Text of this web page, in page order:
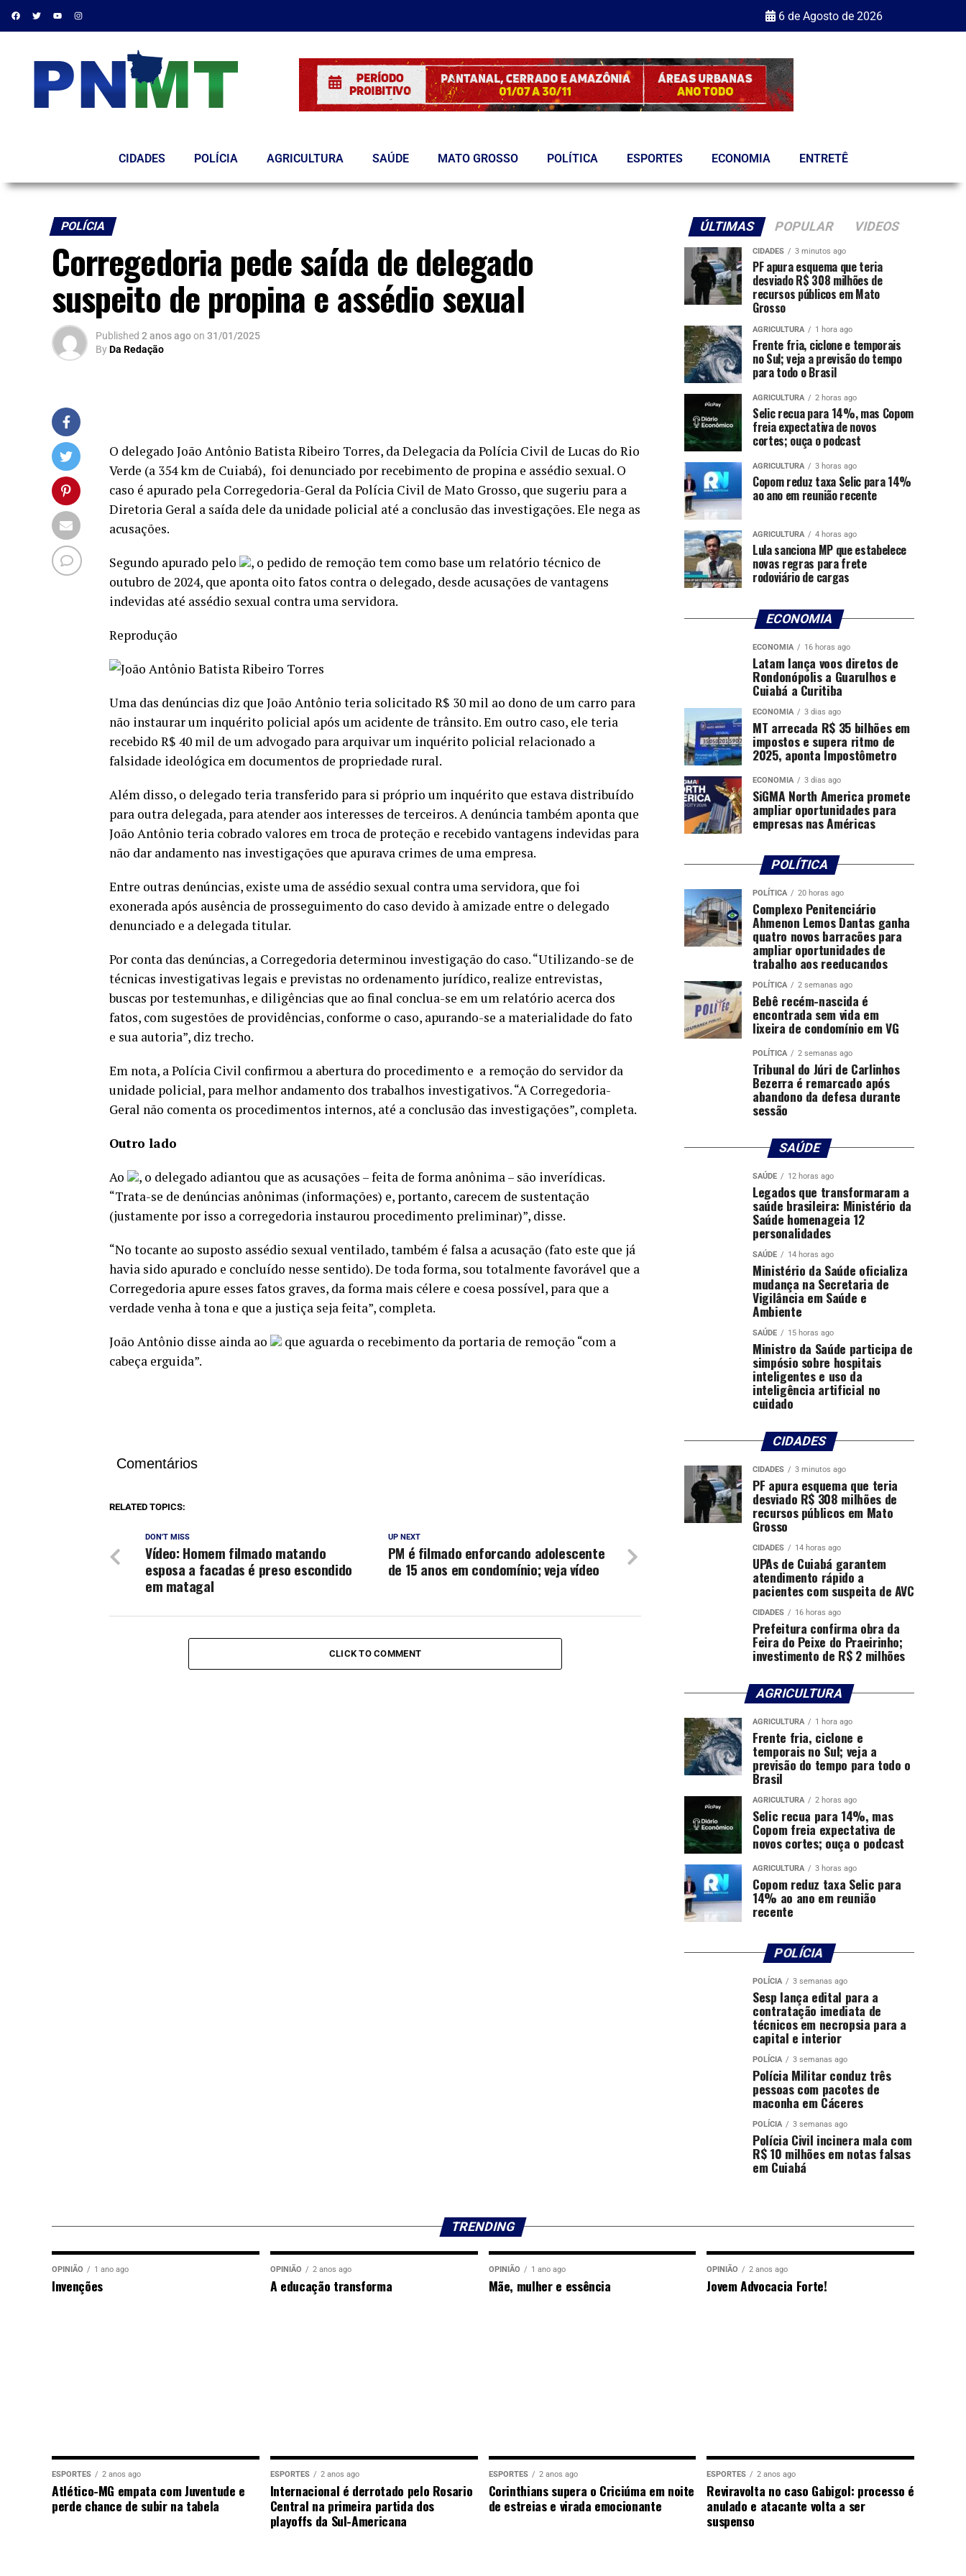
6 de Agosto de 2026
CIDADES POLÍCIA AGRICULTURA SAÚDE MATO GROSSO POLÍTICA ESPORTES ECONOMIA ENTRETÊ
POLÍCIA
Corregedoria pede saída de delegado
suspeito de propina e assédio sexual
Published 2 anos agoon 31/01/2025
ByDa Redação
O delegado João Antônio Batista Ribeiro Torres, da Delegacia da Polícia Civil de Lucas do Rio
Verde (a 354 km de Cuiabá), foi denunciado por recebimento de propina e assédio sexual. O
caso é apurado pela Corregedoria-Geral da Polícia Civil de Mato Grosso, que sugeriu para a
Diretoria Geral a saída dele da unidade policial até a conclusão das investigações. Ele nega as
acusações.
Segundo apurado pelo
, o pedido de remoção tem como base um relatório técnico de
outubro de 2024, que aponta oito fatos contra o delegado, desde acusações de vantagens
indevidas até assédio sexual contra uma servidora.
Reprodução
Uma das denúncias diz que João Antônio teria solicitado R$ 30 mil ao dono de um carro para
não instaurar um inquérito policial após um acidente de trânsito. Em outro caso, ele teria
recebido R$ 40 mil de um advogado para arquivar um inquérito policial relacionado a
falsidade ideológica em documentos de propriedade rural.
Além disso, o delegado teria transferido para si próprio um inquérito que estava distribuído
para outra delegada, para atender aos interesses de terceiros. A denúncia também aponta que
João Antônio teria cobrado valores em troca de proteção e recebido vantagens indevidas para
não dar andamento nas investigações que apurava crimes de uma empresa.
Entre outras denúncias, existe uma de assédio sexual contra uma servidora, que foi
exonerada após ausência de prosseguimento do caso devido à amizade entre o delegado
denunciado e a delegada titular.
Por conta das denúncias, a Corregedoria determinou investigação do caso. “Utilizando-se de
técnicas investigativas legais e previstas no ordenamento jurídico, realize entrevistas,
buscas por testemunhas, e diligências que ao final conclua-se em um relatório acerca dos
fatos, com sugestões de providências, conforme o caso, apurando-se a materialidade do fato
e sua autoria”, diz trecho.
Em nota, a Polícia Civil confirmou a abertura do procedimento e a remoção do servidor da
unidade policial, para melhor andamento dos trabalhos investigativos. “A Corregedoria-
Geral não comenta os procedimentos internos, até a conclusão das investigações”, completa.
Outro lado
Ao
, o delegado adiantou que as acusações – feita de forma anônima – são inverídicas.
“Trata-se de denúncias anônimas (informações) e, portanto, carecem de sustentação
(justamente por isso a corregedoria instaurou procedimento preliminar)”, disse.
“No tocante ao suposto assédio sexual ventilado, também é falsa a acusação (fato este que já
havia sido apurado e concluído nesse sentido). De toda forma, sou totalmente favorável que a
Corregedoria apure esses fatos graves, da forma mais célere e coesa possível, para que a
verdade venha à tona e que a justiça seja feita”, completa.
João Antônio disse ainda ao
que aguarda o recebimento da portaria de remoção “com a
cabeça erguida”.
Comentários
RELATED TOPICS:
UP NEXT
PM é filmado enforcando adolescente
de 15 anos em condomínio; veja vídeo
DON'T MISS
Vídeo: Homem filmado matando
esposa a facadas é preso escondido
em matagal
CLICK TO COMMENT
ÚLTIMAS POPULAR VIDEOS
CIDADES 3 minutos ago
PF apura esquema que teria
desviado R$ 308 milhões de
recursos públicos em Mato
Grosso
AGRICULTURA 1 hora ago
Frente fria, ciclone e temporais
no Sul; veja a previsão do tempo
para todo o Brasil
AGRICULTURA 2 horas ago
Selic recua para 14%, mas Copom
freia expectativa de novos
cortes; ouça o podcast
AGRICULTURA 3 horas ago
Copom reduz taxa Selic para 14%
ao ano em reunião recente
AGRICULTURA 4 horas ago
Lula sanciona MP que estabelece
novas regras para frete
rodoviário de cargas
ECONOMIA
ECONOMIA 16 horas ago
Latam lança voos diretos de
Rondonópolis a Guarulhos e
Cuiabá a Curitiba
ECONOMIA 3 dias ago
MT arrecada R$ 35 bilhões em
impostos e supera ritmo de
2025, aponta Impostômetro
ECONOMIA 3 dias ago
SiGMA North America promete
ampliar oportunidades para
empresas nas Américas
POLÍTICA
POLÍTICA 20 horas ago
Complexo Penitenciário
Ahmenon Lemos Dantas ganha
quatro novos barracões para
ampliar oportunidades de
trabalho aos reeducandos
POLÍTICA 2 semanas ago
Bebê recém-nascida é
encontrada sem vida em
lixeira de condomínio em VG
POLÍTICA 2 semanas ago
Tribunal do Júri de Carlinhos
Bezerra é remarcado após
abandono da defesa durante
sessão
SAÚDE
SAÚDE 12 horas ago
Legados que transformaram a
saúde brasileira: Ministério da
Saúde homenageia 12
personalidades
SAÚDE 14 horas ago
Ministério da Saúde oficializa
mudança na Secretaria de
Vigilância em Saúde e
Ambiente
SAÚDE 15 horas ago
Ministro da Saúde participa de
simpósio sobre hospitais
inteligentes e uso da
inteligência artificial no
cuidado
CIDADES
CIDADES 3 minutos ago
PF apura esquema que teria
desviado R$ 308 milhões de
recursos públicos em Mato
Grosso
CIDADES 14 horas ago
UPAs de Cuiabá garantem
atendimento rápido a
pacientes com suspeita de AVC
CIDADES 16 horas ago
Prefeitura confirma obra da
Feira do Peixe do Praeirinho;
investimento de R$ 2 milhões
AGRICULTURA
AGRICULTURA 1 hora ago
Frente fria, ciclone e
temporais no Sul; veja a
previsão do tempo para todo o
Brasil
AGRICULTURA 2 horas ago
Selic recua para 14%, mas
Copom freia expectativa de
novos cortes; ouça o podcast
AGRICULTURA 3 horas ago
Copom reduz taxa Selic para
14% ao ano em reunião
recente
POLÍCIA
POLÍCIA 3 semanas ago
Sesp lança edital para a
contratação imediata de
técnicos em necropsia para a
capital e interior
POLÍCIA 3 semanas ago
Polícia Militar conduz três
pessoas com pacotes de
maconha em Cáceres
POLÍCIA 3 semanas ago
Polícia Civil incinera mala com
R$ 10 milhões em notas falsas
em Cuiabá
TRENDING
OPINIÃO 1 ano ago
Invenções
OPINIÃO 2 anos ago
A educação transforma
OPINIÃO 1 ano ago
Mãe, mulher e essência
OPINIÃO 2 anos ago
Jovem Advocacia Forte!
ESPORTES 2 anos ago
Atlético-MG empata com Juventude e
perde chance de subir na tabela
ESPORTES 2 anos ago
Internacional é derrotado pelo Rosario
Central na primeira partida dos
playoffs da Sul-Americana
ESPORTES 2 anos ago
Corinthians supera o Criciúma em noite
de estreias e virada emocionante
ESPORTES 2 anos ago
Reviravolta no caso Gabigol: processo é
anulado e atacante volta a ser
suspenso